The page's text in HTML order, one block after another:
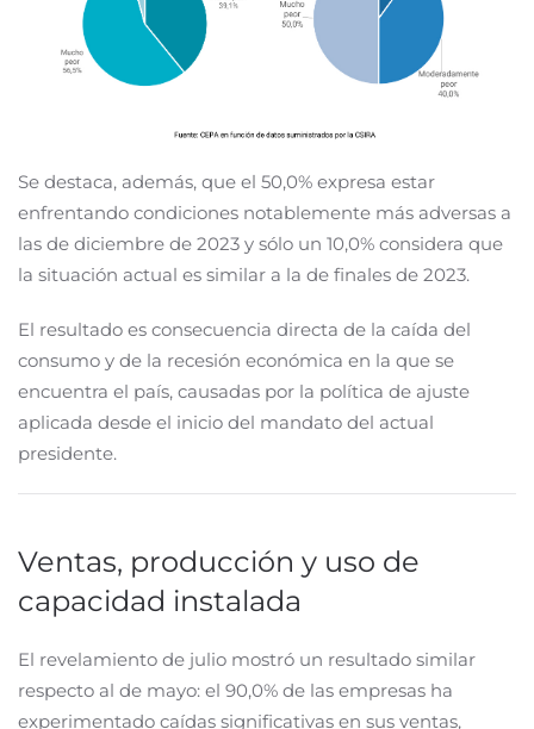
Se destaca, además, que el 50,0% expresa estar
enfrentando condiciones notablemente más adversas a
las de diciembre de 2023 y sólo un 10,0% considera que
la situación actual es similar a la de finales de 2023.
El resultado es consecuencia directa de la caída del
consumo y de la recesión económica en la que se
encuentra el país, causadas por la política de ajuste
aplicada desde el inicio del mandato del actual
presidente.
Ventas, producción y uso de
capacidad instalada
El revelamiento de julio mostró un resultado similar
respecto al de mayo: el 90,0% de las empresas ha
experimentado caídas significativas en sus ventas,